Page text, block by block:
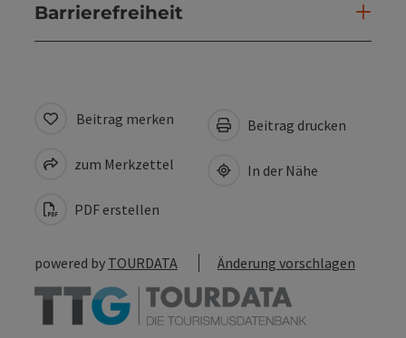
Barrierefreiheit
Beitrag merken
zum Merkzettel
PDF erstellen
Beitrag drucken
In der Nähe
powered by TOURDATA Änderung vorschlagen